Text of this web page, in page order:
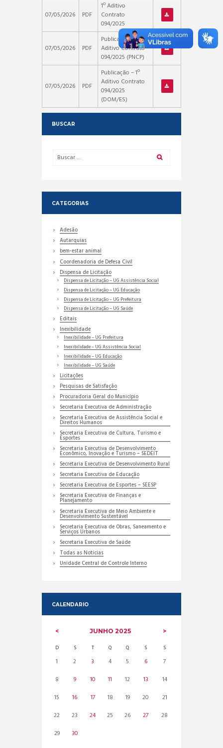
07/05/2026 PDF
1º Aditivo
Contrato
094/2025
07/05/2026 PDF
Publicação – 1º
Aditivo Contrato
094/2025 (PNCP)
07/05/2026 PDF
Publicação – 1º
Aditivo Contrato
094/2025
(DOM/ES)
BUSCAR
CATEGORIAS
Adesão
Autarquias
bem-estar animal
Coordenadoria de Defesa Civil
Dispensa de Licitação
Dispensa de Licitação – UG Assistência Social
Dispensa de Licitação – UG Educação
Dispensa de Licitação – UG Prefeitura
Dispensa de Licitação – UG Saúde
Editais
Inexibilidade
Inexibilidade – UG Prefeitura
Inexibilidade – UG Assistência Social
Inexibilidade – UG Educação
Inexibilidade – UG Saúde
Licitações
Pesquisas de Satisfação
Procuradoria Geral do Município
Secretaria Executiva de Administração
Secretaria Executiva de Assistência Social e
Direitos Humanos
Secretaria Executiva de Cultura, Turismo e
Esportes
Secretaria Executiva de Desenvolvimento
Econômico, Inovação e Turismo – SEDEIT
Secretaria Executiva de Desenvolvimento Rural
Secretaria Executiva de Educação
Secretaria Executiva de Esportes – SEESP
Secretaria Executiva de Finanças e
Planejamento
Secretaria Executiva de Meio Ambiente e
Desenvolvimento Sustentável
Secretaria Executiva de Obras, Saneamento e
Serviços Urbanos
Secretaria Executiva de Saúde
Todas as Noticias
Unidade Central de Controle Interno
CALENDARIO
JUNHO2025
D S T Q Q S S
1 2 3 4 5 6
7
8
9 10 11 12 13
14
15
16 17 18 19 20
21
22
23 24 25 26 27
28
29
30